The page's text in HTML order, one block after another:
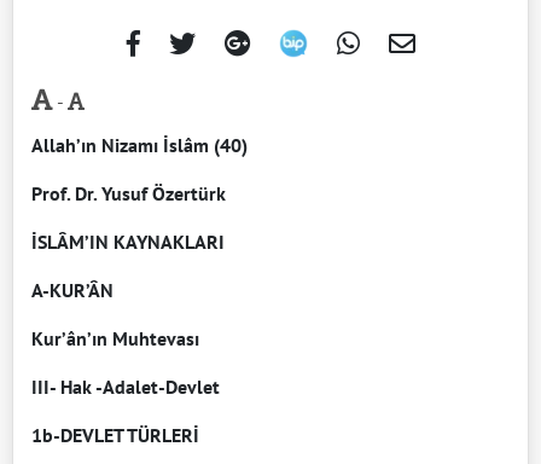
-
Allah’ın Nizamı İslâm (40)
Prof. Dr. Yusuf Özertürk
İSLÂM’IN KAYNAKLARI
A-KUR’ÂN
Kur’ân’ın Muhtevası
III- Hak -Adalet-Devlet
1b-DEVLET TÜRLERİ